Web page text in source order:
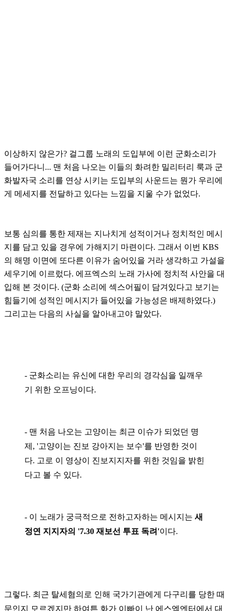
이상하지 않은가? 걸그룹 노래의 도입부에 이런 군화소리가
들어가다니... 맨 처음 나오는 이들의 화려한 밀리터리 룩과 군
화발자국 소리를 연상 시키는 도입부의 사운드는 뭔가 우리에
게 메세지를 전달하고 있다는 느낌을 지울 수가 없었다.
보통 심의를 통한 제재는 지나치게 성적이거나 정치적인 메시
지를 담고 있을 경우에 가해지기 마련이다. 그래서 이번 KBS
의 해명 이면에 또다른 이유가 숨어있을 거라 생각하고 가설을
세우기에 이르렀다. 에프엑스의 노래 가사에 정치적 사안을 대
입해 본 것이다. (군화 소리에 섹스어필이 담겨있다고 보기는
힘들기에 성적인 메시지가 들어있을 가능성은 배제하였다.)
그리고는 다음의 사실을 알아내고야 말았다.
- 군화소리는 유신에 대한 우리의 경각심을 일깨우
기 위한 오프닝이다.
- 맨 처음 나오는 고양이는 최근 이슈가 되었던 명
제, '고양이는 진보 강아지는 보수'를 반영한 것이
다. 고로 이 영상이 진보지지자를 위한 것임을 밝힌
다고 볼 수 있다.
- 이 노래가 궁극적으로 전하고자하는 메시지는 새
정연 지지자의 '7.30 재보선 투표 독려'이다.
그렇다. 최근 탈세혐의로 인해 국가기관에게 다구리를 당한 때
문인지 모르겠지만 하여튼 화가 이빠이 난 에스엠엔터에서 대